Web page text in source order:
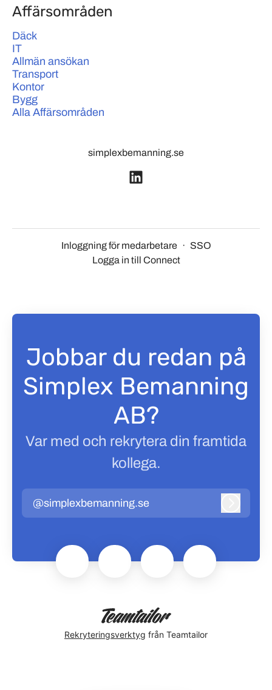
Affärsområden
Däck
IT
Allmän ansökan
Transport
Kontor
Bygg
Alla Affärsområden
simplexbemanning.se
Inloggning för medarbetare · SSO
Logga in till Connect
Jobbar du redan på
Simplex Bemanning
AB?
Var med och rekrytera din framtida
kollega.
@simplexbemanning.se
Rekryteringsverktyg från Teamtailor